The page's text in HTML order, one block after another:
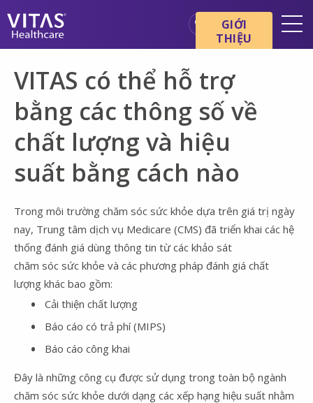
Cơ bản về chăm sóc cuối đời
Dịch vụ
Chuyên gia chăm sóc sức
khỏe
Gia đình và người chăm sóc
GIỚI
THIỆU
VITAS có thể hỗ trợ
bằng các thông số về
chất lượng và hiệu
suất bằng cách nào
Trong môi trường chăm sóc sức khỏe dựa trên giá trị ngày
nay, Trung tâm dịch vụ Medicare (CMS) đã triển khai các hệ
thống đánh giá dùng thông tin từ các khảo sát
chăm sóc sức khỏe và các phương pháp đánh giá chất
lượng khác bao gồm:
Cải thiện chất lượng
Báo cáo có trả phí (MIPS)
Báo cáo công khai
Đây là những công cụ được sử dụng trong toàn bộ ngành
chăm sóc sức khỏe dưới dạng các xếp hạng hiệu suất nhằm